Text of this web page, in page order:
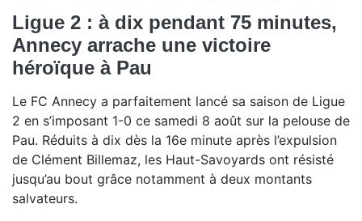
Ligue 2 : à dix pendant 75 minutes,
Annecy arrache une victoire
héroïque à Pau
Le FC Annecy a parfaitement lancé sa saison de Ligue
2 en s’imposant 1-0 ce samedi 8 août sur la pelouse de
Pau. Réduits à dix dès la 16e minute après l’expulsion
de Clément Billemaz, les Haut-Savoyards ont résisté
jusqu’au bout grâce notamment à deux montants
salvateurs.